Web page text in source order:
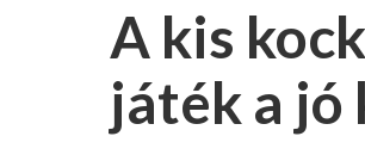
A kis
játék a jó